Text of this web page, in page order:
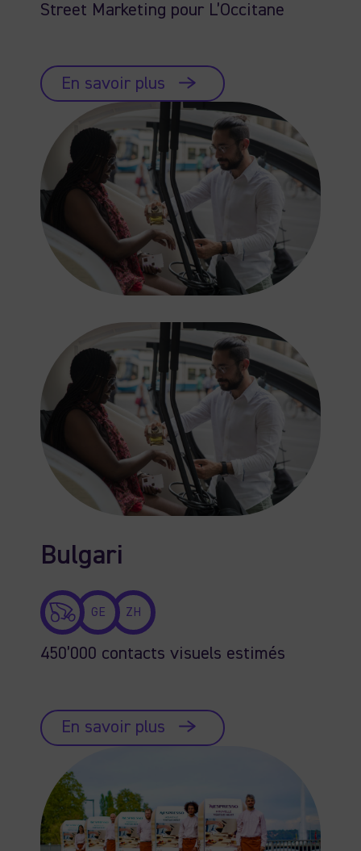
Street Marketing pour L’Occitane
En savoir plus
Bulgari
GE ZH
450’000 contacts visuels estimés
En savoir plus